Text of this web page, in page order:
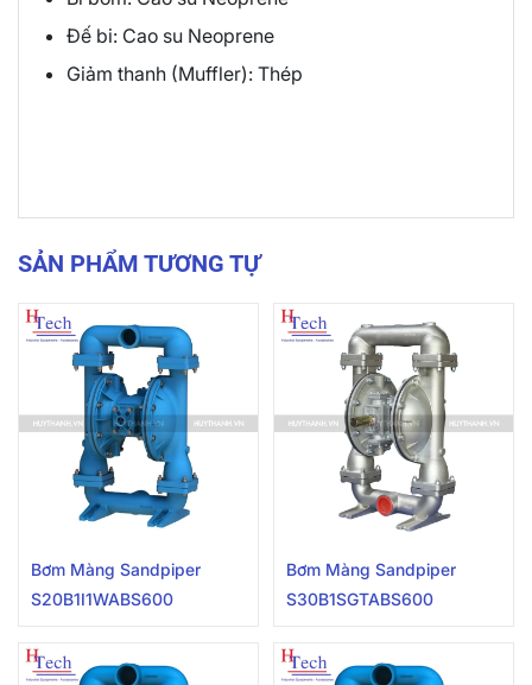
Đế bi: Cao su Neoprene
Giảm thanh (Muffler): Thép
SẢN PHẨM TƯƠNG TỰ
Bơm Màng Sandpiper
S20B1I1WABS600
Bơm Màng Sandpiper
S30B1SGTABS600